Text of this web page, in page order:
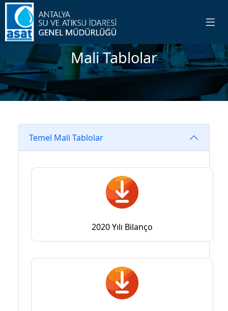
Mali Tablolar
Temel Mali Tablolar
2020 Yılı Bilanço